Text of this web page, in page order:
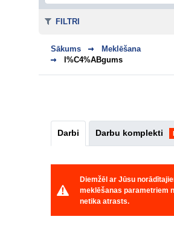
Sākums
Meklēšana
l%C4%ABgums
Darbi Darbu komplekti
Diemžēl ar Jūsu
meklēšanas parametriem
netika atrasts.
FILTRI